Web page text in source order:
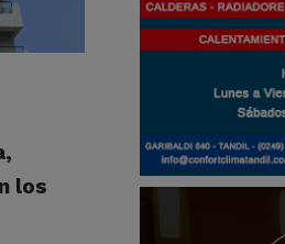
los